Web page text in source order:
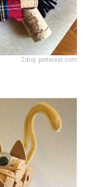
Zdroj: pinterest.com